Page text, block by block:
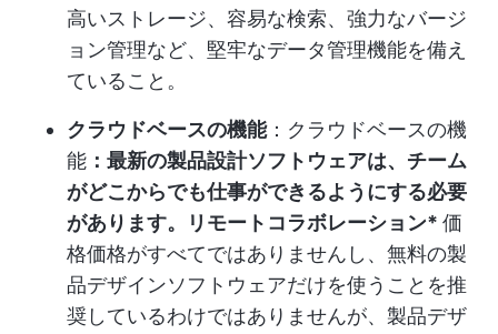
高いストレージ、容易な検索、強力なバージ
ョン管理など、堅牢なデータ管理機能を備え
ていること。
クラウドベースの機能：クラウドベースの機
能 ：最新の製品設計ソフトウェアは、チーム
がどこからでも仕事ができるようにする必要
があります。
リモートコラボレーション* 価
格価格がすべてではありませんし、無料の製
品デザインソフトウェアだけを使うことを推
奨しているわけではありませんが、製品デザ